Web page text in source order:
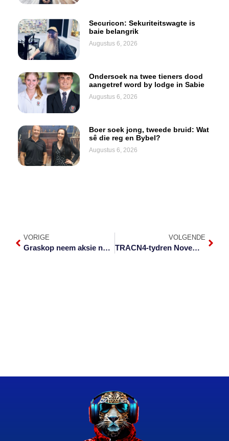
Securicon: Sekuriteitswagte is
baie belangrik
Augustus 6, 2026
Ondersoek na twee tieners dood
aangetref word by lodge in Sabie
Augustus 6, 2026
Boer soek jong, tweede bruid: Wat
sê die reg en Bybel?
Augustus 6, 2026
VORIGE
Graskop neem aksie na aanval op Franse toeriste
VOLGENDE
TRACN4-tydren November in Dullstroom